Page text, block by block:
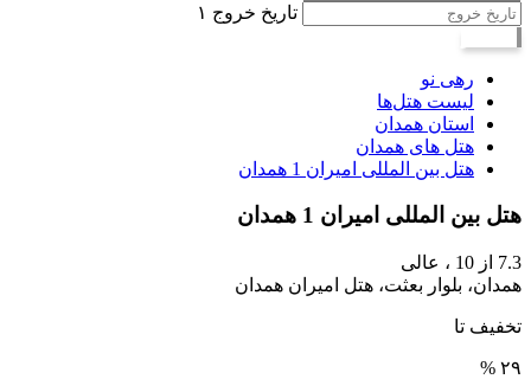
تاریخ خروج ۱
رهی نو
لیست هتل‌ها
استان همدان
هتل های همدان
هتل بین المللی امیران 1 همدان
هتل بین المللی امیران 1 همدان
7.3 از 10 ،
عالی
همدان، بلوار بعثت، هتل امیران همدان
تخفیف تا
۲۹ %